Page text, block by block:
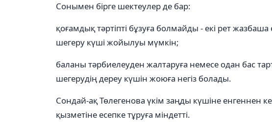
Сонымен бірге шектеулер де бар:
қоғамдық тәртіпті бұзуға болмайды - екі рет
шегеру күші жойылуы мүмкін;
баланы тәрбиелеуден жалтаруға немесе одан бас
шегерудің дереу күшін жоюға негіз болады.
Сондай-ақ Төлегенова үкім заңды күшіне енгеннен
қызметіне есепке тұруға міндетті.